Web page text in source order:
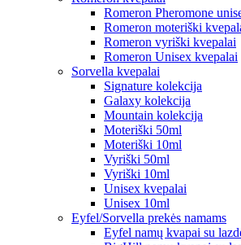
Romeron Pheromone
Romeron moteriški
Romeron vyriški kvepalai
Romeron Unisex kvepalai
Sorvella kvepalai
Signature kolekcija
Galaxy kolekcija
Mountain kolekcija
Moteriški 50ml
Moteriški 10ml
Vyriški 50ml
Vyriški 10ml
Unisex kvepalai
Unisex 10ml
Eyfel/Sorvella prekės namams
Eyfel namų kvapai su